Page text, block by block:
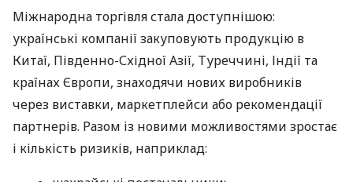
Міжнародна торгівля стала доступнішою:
українські компанії закуповують продукцію в
Китаї, Південно-Східної Азії, Туреччині, Індії та
країнах Європи, знаходячи нових виробників
через виставки, маркетплейси або рекомендації
партнерів. Разом із новими можливостями зростає
і кількість ризиків, наприклад: